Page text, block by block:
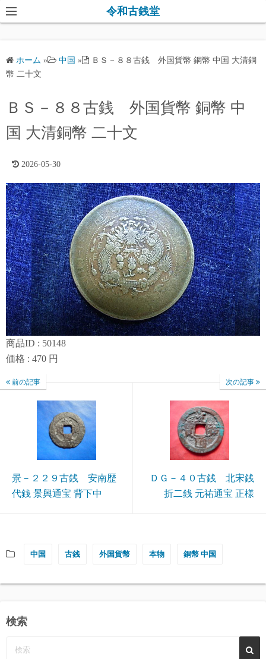
コ
ン
ツ
令和古銭堂
ホーム » 中国 »
ＢＳ－８８古銭 外国貨幣 銅幣 中国 大清銅
幣 二十文
ＢＳ－８８古銭 外国貨幣 銅幣 中
国 大清銅幣 二十文
2026-05-30
商品ID : 50148
価格 : 470 円
前の記事
景－２２９古銭 安南歴
代銭 景興通宝 背下中
次の記事
ＤＧ－４０古銭 北宋銭
折二銭 元祐通宝 正様
中国 古銭 外国貨幣 本物 銅幣 中国
検索